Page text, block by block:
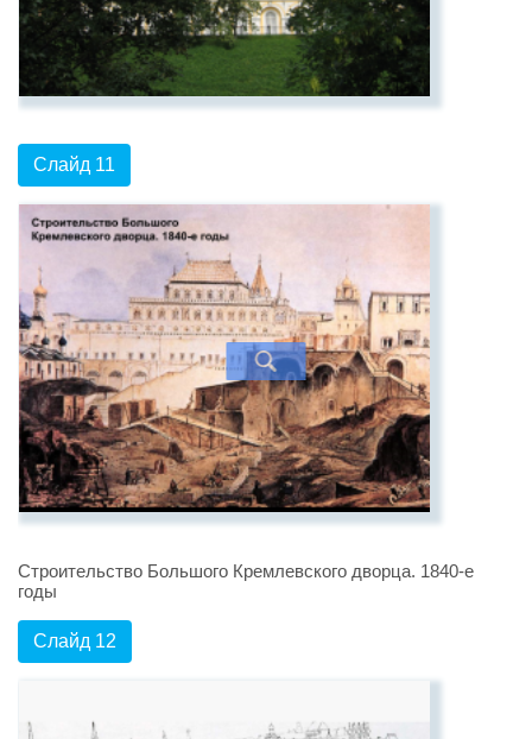
Слайд 11
Строительство Большого Кремлевского дворца. 1840-е
годы
Слайд 12